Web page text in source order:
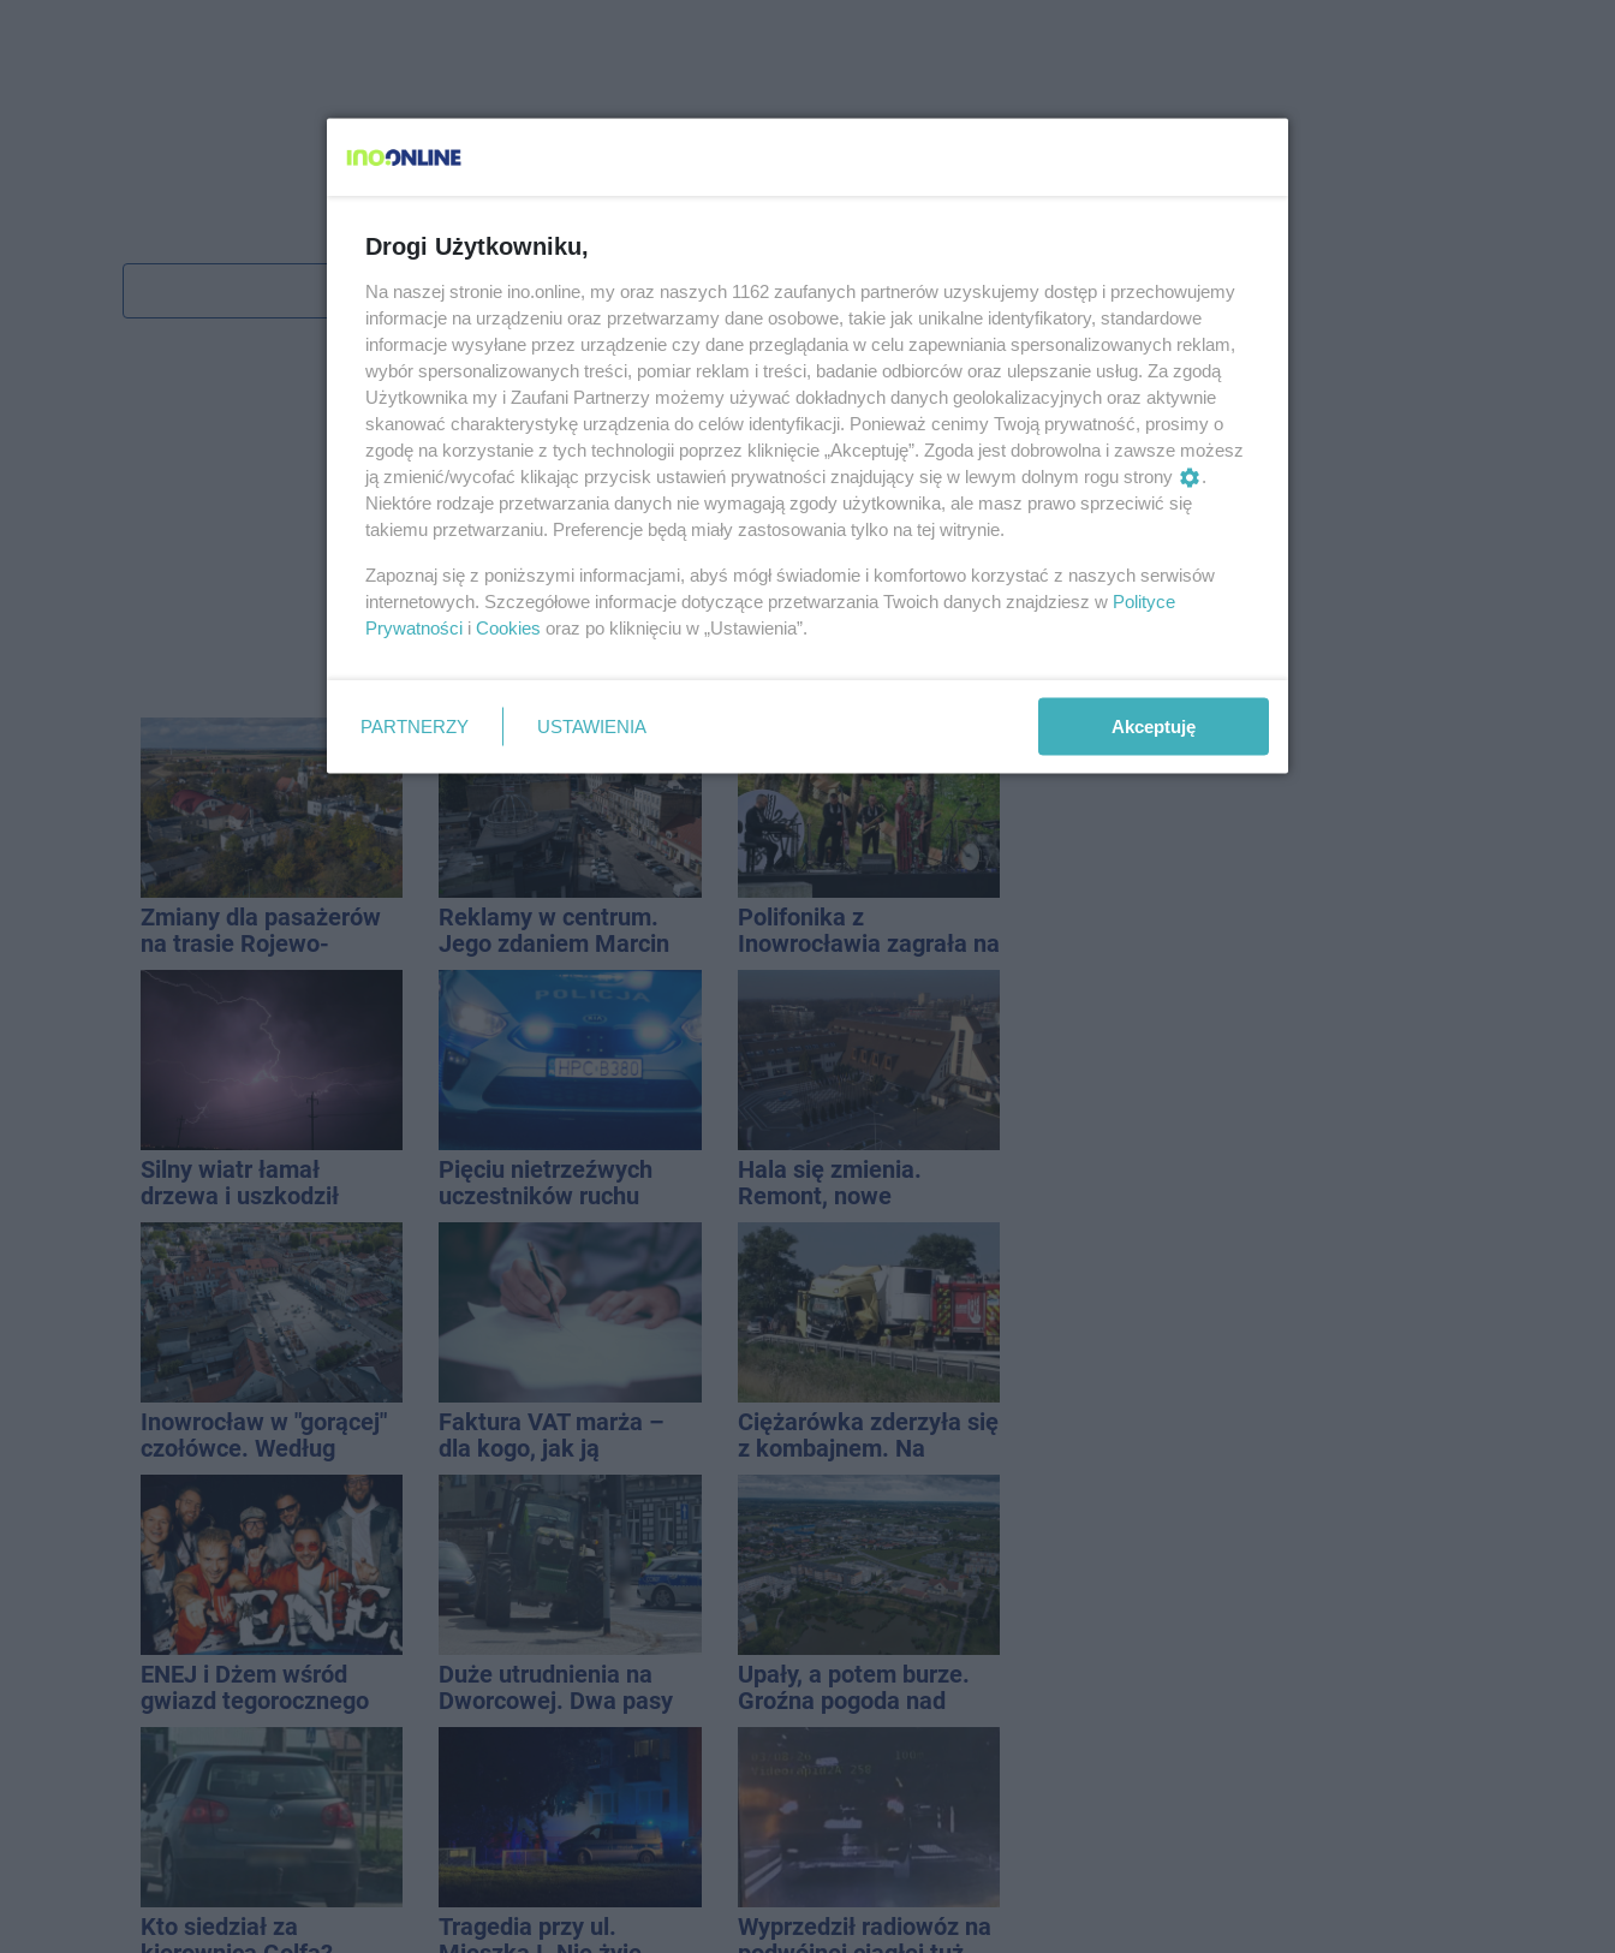
Obserwuj nas w Google News
Zmiany dla pasażerów
na trasie Rojewo-
Inowrocław
Reklamy w centrum.
Jego zdaniem Marcin
Wroński jest w błędzie
[akt.]
Polifonika z
Inowrocławia zagrała na
Harendzie. Muzyczny
hołd dla Jana
Kasprowicza
Silny wiatr łamał
drzewa i uszkodził
dach. To nie koniec
ostrzeżeń
Pięciu nietrzeźwych
uczestników ruchu
wpadło w ręce policji.
Rekordzista miał 2,6
promila
Hala się zmienia.
Remont, nowe
nagłośnienie, a przed
wejściem stanie
QEMETICA ARENA
Inowrocław w "gorącej"
czołówce. Według
analizy Onetu nasze
miasto jest jednym z
najbardziej narażonych
na upały
Faktura VAT marża –
dla kogo, jak ją
wystawić i jak rozliczyć
Ciężarówka zderzyła się
z kombajnem. Na
miejscu lądował
śmigłowiec LPR
ENEJ i Dżem wśród
gwiazd tegorocznego
święta miasta
Duże utrudnienia na
Dworcowej. Dwa pasy
blokowała przyczepa od
Upały, a potem burze.
Groźna pogoda nad
naszym regionem
Kto siedział za
Tragedia przy ul.
Wyprzedził radiowóz na
Drogi Użytkowniku,
Na naszej stronie ino.online, my oraz naszych 1162 zaufanych partnerów uzyskujemy dostęp i przechowujemy
informacje na urządzeniu oraz przetwarzamy dane osobowe, takie jak unikalne identyfikatory, standardowe
informacje wysyłane przez urządzenie czy dane przeglądania w celu zapewniania spersonalizowanych reklam,
wybór spersonalizowanych treści, pomiar reklam i treści, badanie odbiorców oraz ulepszanie usług. Za zgodą
Użytkownika my i Zaufani Partnerzy możemy używać dokładnych danych geolokalizacyjnych oraz aktywnie
skanować charakterystykę urządzenia do celów identyfikacji. Ponieważ cenimy Twoją prywatność, prosimy o
zgodę na korzystanie z tych technologii poprzez kliknięcie „Akceptuję”. Zgoda jest dobrowolna i zawsze możesz
ją zmienić/wycofać klikając przycisk ustawień prywatności znajdujący się w lewym dolnym rogu strony
.
Niektóre rodzaje przetwarzania danych nie wymagają zgody użytkownika, ale masz prawo sprzeciwić się
takiemu przetwarzaniu. Preferencje będą miały zastosowania tylko na tej witrynie.
Zapoznaj się z poniższymi informacjami, abyś mógł świadomie i komfortowo korzystać z naszych serwisów
internetowych. Szczegółowe informacje dotyczące przetwarzania Twoich danych znajdziesz w Polityce
Prywatności i Cookies oraz po kliknięciu w „Ustawienia”.
PARTNERZY USTAWIENIA Akceptuję